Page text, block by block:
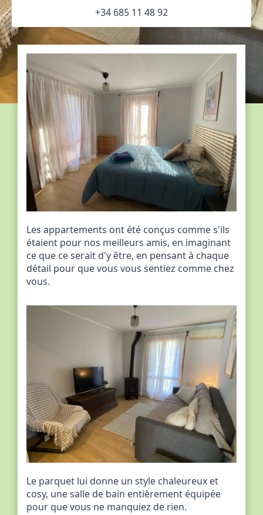
+34 685 11 48 92
Les appartements ont été conçus comme s'ils
étaient pour nos meilleurs amis, en imaginant
ce que ce serait d'y être, en pensant à chaque
détail pour que vous vous sentiez comme chez
vous.
Le parquet lui donne un style chaleureux et
cosy, une salle de bain entièrement équipée
pour que vous ne manquiez de rien.